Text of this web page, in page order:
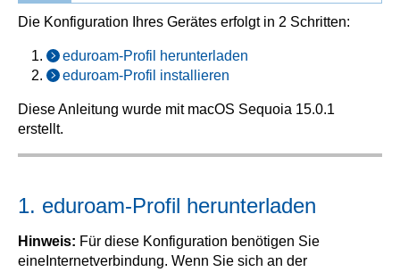
Die Konfiguration Ihres Gerätes erfolgt in 2 Schritten:
eduroam-Profil herunterladen
eduroam-Profil installieren
Diese Anleitung wurde mit macOS Sequoia 15.0.1
erstellt.
1. eduroam-Profil herunterladen
Hinweis: Für diese Konfiguration benötigen Sie
eine Internetverbindung. Wenn Sie sich an der